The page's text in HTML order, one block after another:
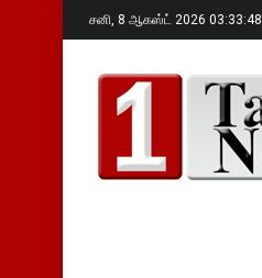
சனி, 8 ஆகஸ்ட் 2026 03:33:49